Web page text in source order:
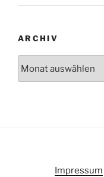
ARCHIV
Impressum